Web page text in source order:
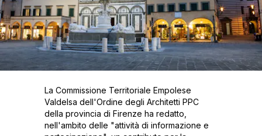
La Commissione Territoriale Empolese
Valdelsa dell'Ordine degli Architetti PPC
della provincia di Firenze ha redatto,
nell'ambito delle "attività di informazione e